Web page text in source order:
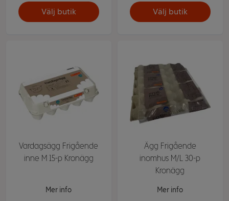
Välj butik Välj butik
Vardagsägg Frigående
inne M 15-p Kronägg
Mer info
Ägg Frigående
inomhus M/L 30-p
Kronägg
Mer info